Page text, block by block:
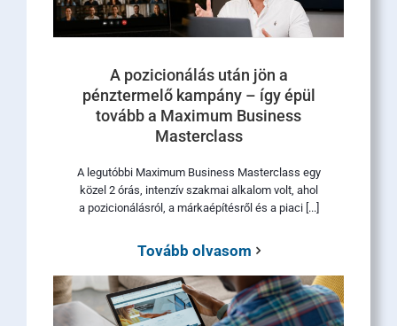
A pozicionálás után jön a
pénztermelő kampány – így épül
tovább a Maximum Business
Masterclass
A legutóbbi Maximum Business Masterclass egy
közel 2 órás, intenzív szakmai alkalom volt, ahol
a pozicionálásról, a márkaépítésről és a piaci [...]
Tovább olvasom